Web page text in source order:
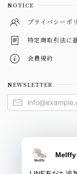
NOTICE
プライバシーポ
特定商取引法に
会員規約
NEWSLETTER